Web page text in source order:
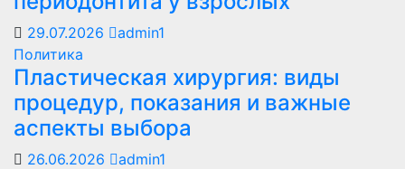
29.07.2026
admin1
Политика
Пластическая хирургия: виды
процедур, показания и важные
аспекты выбора
26.06.2026
admin1